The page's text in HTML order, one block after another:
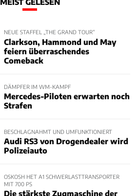
NEUE STAFFEL „THE GRAND TOUR“
Clarkson, Hammond und May
feiern überraschendes
Comeback
DÄMPFER IM WM-KAMPF
Mercedes-Piloten erwarten noch
Strafen
BESCHLAGNAHMT UND UMFUNKTIONIERT
Audi RS3 von Drogendealer wird
Polizeiauto
OSKOSH HET A1 SCHWERLASTTRANSPORTER
MIT 700 PS
Die stärkste Zugmaschine der